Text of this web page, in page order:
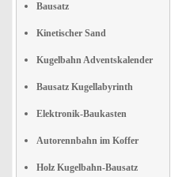
Bausatz
Kinetischer Sand
Kugelbahn Adventskalender
Bausatz Kugellabyrinth
Elektronik-Baukasten
Autorennbahn im Koffer
Holz Kugelbahn-Bausatz